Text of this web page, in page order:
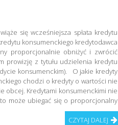
się wcześniejsza spłata kredytu
konsumenckiego kredytodawca
proporcjonalnie obniżyć i zwrócić
prowizję z tytułu udzielenia kredytu
konsumenckim). O jakie kredyty
chodzi o kredyty o wartości nie
obcej. Kredytami konsumenckimi nie
może ubiegać się o proporcjonalny
CZYTAJ DALEJ